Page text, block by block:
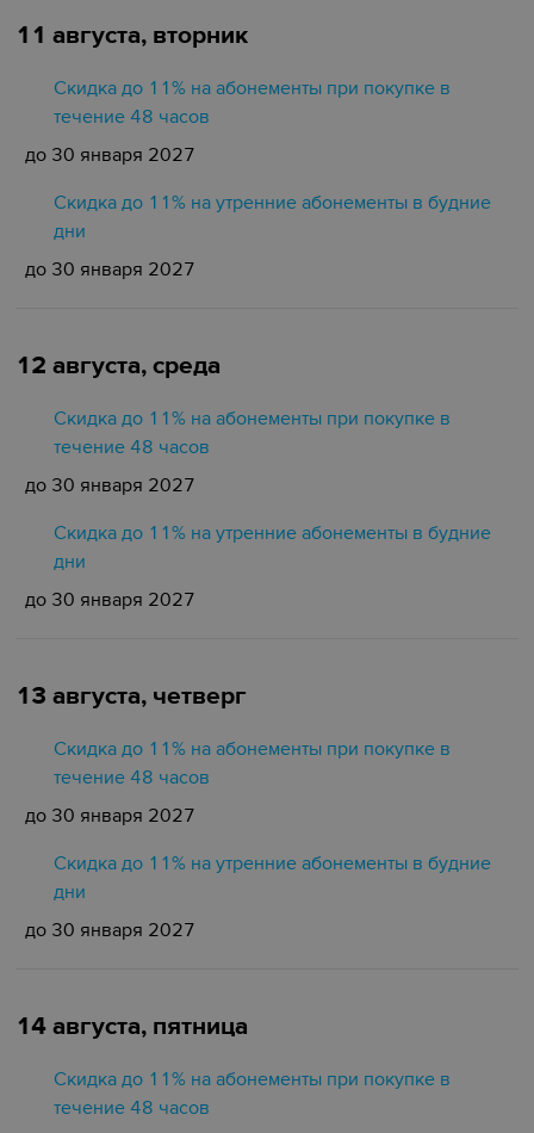
11 августа, вторник
Скидка до 11% на абонементы при покупке в
течение 48 часов
до 30 января 2027
Скидка до 11% на утренние абонементы в будние
дни
до 30 января 2027
12 августа, среда
Скидка до 11% на абонементы при покупке в
течение 48 часов
до 30 января 2027
Скидка до 11% на утренние абонементы в будние
дни
до 30 января 2027
13 августа, четверг
Скидка до 11% на абонементы при покупке в
течение 48 часов
до 30 января 2027
Скидка до 11% на утренние абонементы в будние
дни
до 30 января 2027
14 августа, пятница
Скидка до 11% на абонементы при покупке в
течение 48 часов